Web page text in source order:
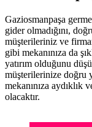
Gaziosmanpaşa
gider olmadığını,
müşterileriniz ve
gibi mekanınıza da
yatırım olduğunu
müşterilerinize doğru
mekanınıza aydıklık
olacaktır.